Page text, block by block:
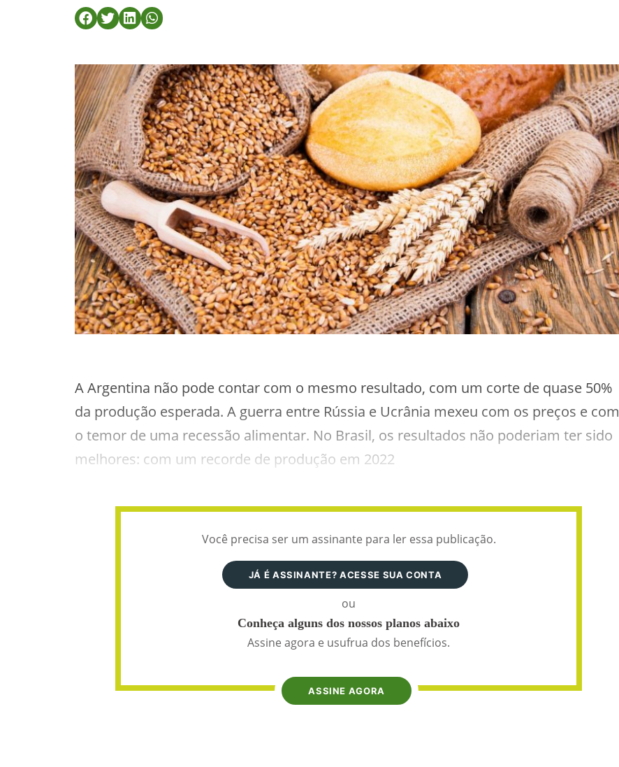
A Argentina não pode contar com o mesmo resultado, com um corte de quase 50%
da produção esperada. A guerra entre Rússia e Ucrânia mexeu com os preços e com
o temor de uma recessão alimentar. No Brasil, os resultados não poderiam ter sido
melhores: com um recorde de produção em 2022
Você precisa ser um assinante para ler essa publicação.
JÁ É ASSINANTE? ACESSE SUA CONTA
ou
Conheça alguns dos nossos planos abaixo
Assine agora e usufrua dos benefícios.
ASSINE AGORA